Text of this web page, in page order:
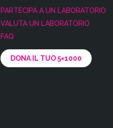
PARTECIPA A UN LABORATORIO
VALUTA UN LABORATORIO
FAQ
DONA IL TUO 5×1000